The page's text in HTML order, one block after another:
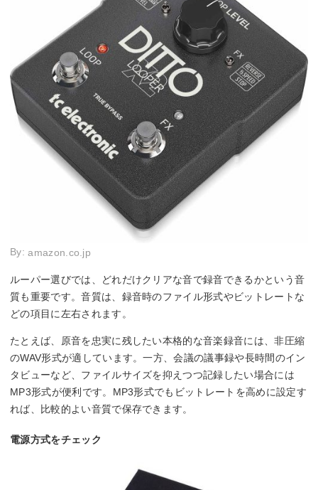
By:amazon.co.jp
ルーパー選びでは、どれだけクリアな音で録音できるかという音
質も重要です。音質は、録音時のファイル形式やビットレートな
どの項目に左右されます。
たとえば、原音を忠実に残したい本格的な音楽録音には、非圧縮
のWAV形式が適しています。一方、会議の議事録や長時間のイン
タビューなど、ファイルサイズを抑えつつ記録したい場合には
MP3形式が便利です。MP3形式でもビットレートを高めに設定す
れば、比較的よい音質で保存できます。
電源方式をチェック